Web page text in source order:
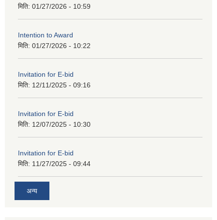
मिति: 01/27/2026 - 10:59
Intention to Award
मिति: 01/27/2026 - 10:22
Invitation for E-bid
मिति: 12/11/2025 - 09:16
Invitation for E-bid
मिति: 12/07/2025 - 10:30
Invitation for E-bid
मिति: 11/27/2025 - 09:44
अन्य